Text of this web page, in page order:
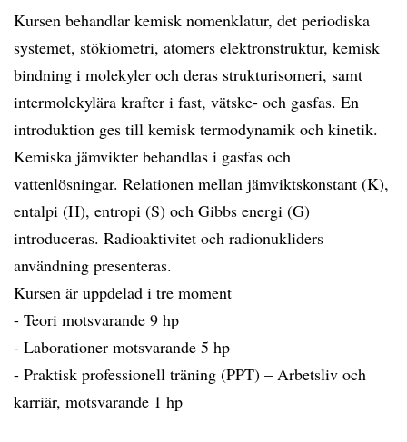
Kursen behandlar kemisk nomenklatur, det periodiska
systemet, stökiometri, atomers elektronstruktur, kemisk
bindning i molekyler och deras strukturisomeri, samt
intermolekylära krafter i fast, vätske- och gasfas. En
introduktion ges till kemisk termodynamik och kinetik.
Kemiska jämvikter behandlas i gasfas och
vattenlösningar. Relationen mellan jämviktskonstant (K),
entalpi (H), entropi (S) och Gibbs energi (G)
introduceras. Radioaktivitet och radionukliders
användning presenteras.
Kursen är uppdelad i tre moment
- Teori motsvarande 9 hp
- Laborationer motsvarande 5 hp
- Praktisk professionell träning (PPT) – Arbetsliv och
karriär, motsvarande 1 hp